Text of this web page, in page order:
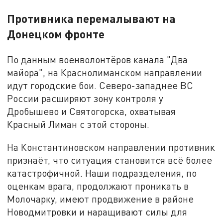
Противника перемалывают на
Донецком фронте
По данным военволонтёров канала "Два
майора", на Краснолиманском направлении
идут городские бои. Северо-западнее ВС
России расширяют зону контроля у
Дробышево и Святогорска, охватывая
Красный Лиман с этой стороны.
На Константиновском направлении противник
признаёт, что ситуация становится всё более
катастрофичной. Наши подразделения, по
оценкам врага, продолжают проникать в
Молочарку, имеют продвижение в районе
Новодмитровки и наращивают силы для